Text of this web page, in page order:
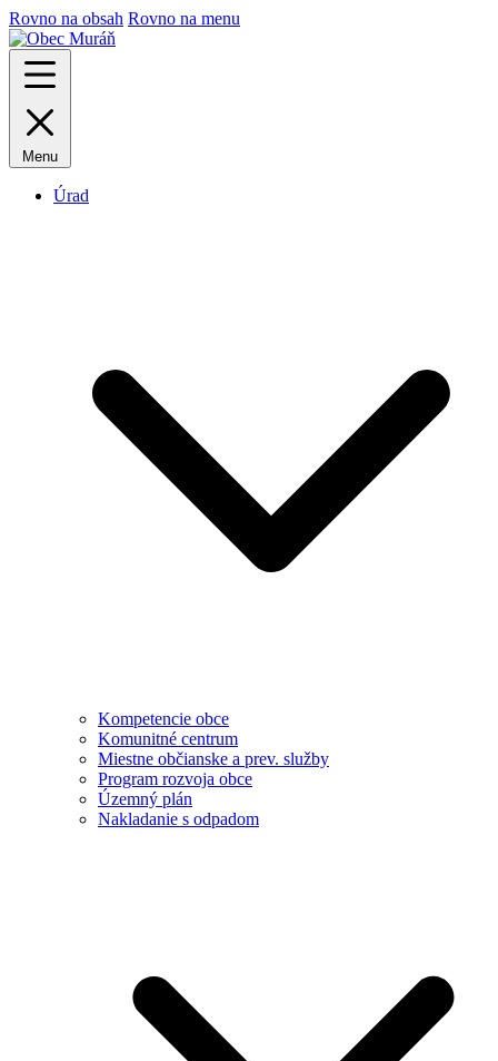
Rovno na obsah Rovno na menu
Menu
Úrad
Kompetencie obce
Komunitné centrum
Miestne občianske a prev. služby
Program rozvoja obce
Územný plán
Nakladanie s odpadom